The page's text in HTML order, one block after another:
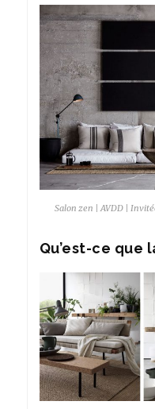
Salon zen | AVDD |
Qu’est-ce que